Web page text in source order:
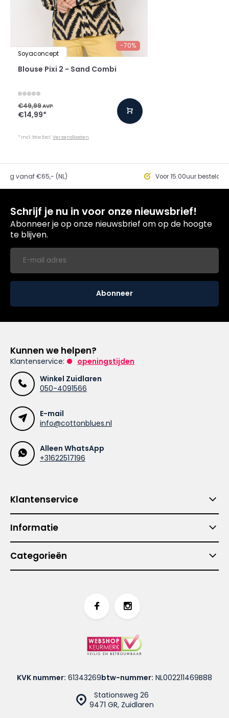
-70%
Soyaconcept
Blouse Pixi 2 - Sand Combi
€49,99AVP
€14,99*
* Incl. btw Excl.Verzendkosten
vanaf €65,- (NL) Voor 15.00uur besteld,
Schrijf je nu in voor onze nieuwsbrief!
Abonneer je op onze nieuwsbrief om op de hoogte
te blijven.
Abonneer
Kunnen we helpen?
Klantenservice:
openingstijden
Winkel Zuidlaren
050-4091566
E-mail
info@cottonblues.nl
Alleen WhatsApp
+31622517196
Klantenservice
Informatie
Categorieën
Stationsweg 26
9471 GR, Zuidlaren
KVK nummer: 61343269btw-nummer: NL002211469B88